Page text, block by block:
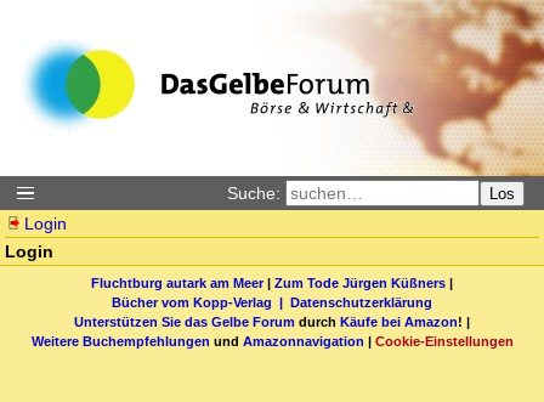
Suche: Los
Login
Login
Fluchtburg autark am Meer| Zum Tode Jürgen Küßners |
Bücher vom Kopp-Verlag | Datenschutzerklärung
Unterstützen Sie das Gelbe Forum durch Käufe bei Amazon! |
Weitere Buchempfehlungen und Amazonnavigation | Cookie-Einstellungen